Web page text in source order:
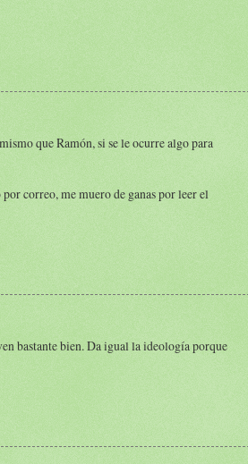
que Ramón, si se le ocurre algo para
correo, me muero de ganas por leer el
bastante bien. Da igual la ideología porque